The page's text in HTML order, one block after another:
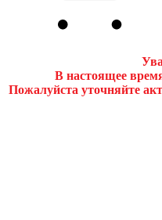
В настоящее
Пожалуйста уточняйте